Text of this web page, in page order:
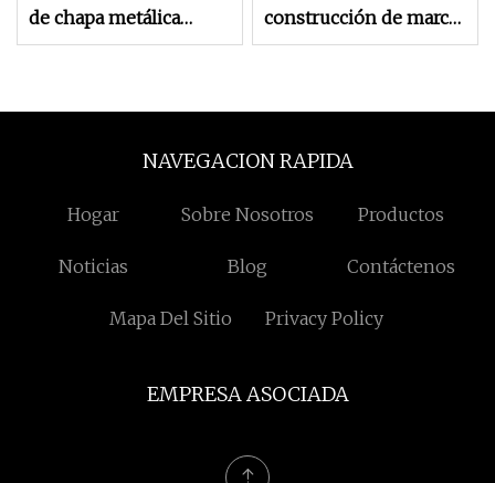
de chapa metálica
Doblado Estampado
profunda Servicios de
construcción de marco
de fabricación de
piezas de metal de
de acero personalizado
NAVEGACION RAPIDA
Hogar Sobre Nosotros Productos
Noticias Blog Contáctenos
Mapa Del Sitio Privacy Policy
EMPRESA ASOCIADA